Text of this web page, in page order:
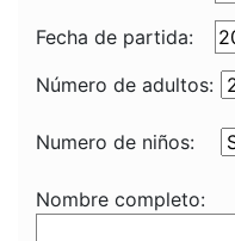
Fecha de partida:
Número de adultos:
Numero de niños:
Nombre completo: